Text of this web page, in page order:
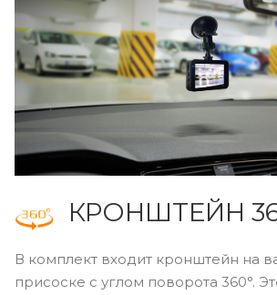
КРОНШТЕЙН
В комплект входит кронштейн на
присоске с углом поворота 360°.